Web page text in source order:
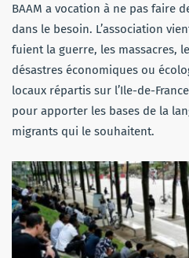
BAAM a vocation à ne pas faire
dans le besoin. L’association
fuient la guerre, les massacres,
désastres économiques ou
locaux répartis sur l’Ile-de-
pour apporter les bases de la
migrants qui le souhaitent.